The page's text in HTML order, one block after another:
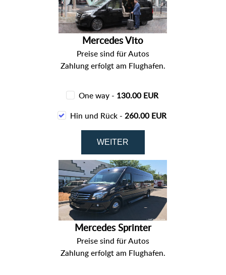
Mercedes Vito
Preise sind für Autos
Zahlung erfolgt am Flughafen.
One way - 130.00 EUR
Hin und Rück - 260.00 EUR
Mercedes Sprinter
Preise sind für Autos
Zahlung erfolgt am Flughafen.